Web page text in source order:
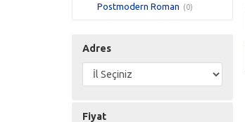
Postmodern Roman (0)
Adres
Fiyat